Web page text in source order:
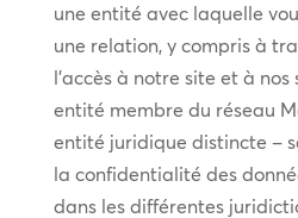
une entité avec laquelle
une relation, y compris à
l’accès à notre site et à
entité membre du réseau
entité juridique distincte –
la confidentialité des
dans les différentes